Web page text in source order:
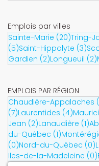
Emplois par villes
Sainte-Marie (20)Tring-
(5)Saint-Hippolyte (3)
Gardien (2)Longueuil (2)
EMPLOIS PAR RÉGION
Chaudière-Appalaches
(7)Laurentides (4)
Jean (2)Lanaudière (1)
du-Québec (1)
(0)Nord-du-Québec (0)
Iles-de-la-Madeleine (0)